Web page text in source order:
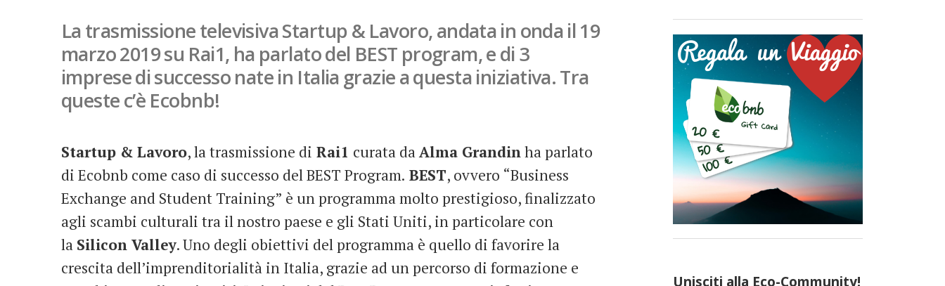
La trasmissione televisiva Startup & Lavoro, andata in onda il 19
marzo 2019 su Rai1, ha parlato del BEST program, e di 3
imprese di successo nate in Italia grazie a questa iniziativa. Tra
queste c’è Ecobnb!
Startup & Lavoro, la trasmissione di Rai1 curata da Alma Grandin ha parlato
di Ecobnb come caso di successo del BEST Program. BEST, ovvero “Business
Exchange and Student Training” è un programma molto prestigioso, finalizzato
agli scambi culturali tra il nostro paese e gli Stati Uniti, in particolare con
la Silicon Valley. Uno degli obiettivi del programma è quello di favorire la
crescita dell’imprenditorialità in Italia, grazie ad un percorso di formazione e
Unisciti alla Eco-Community!